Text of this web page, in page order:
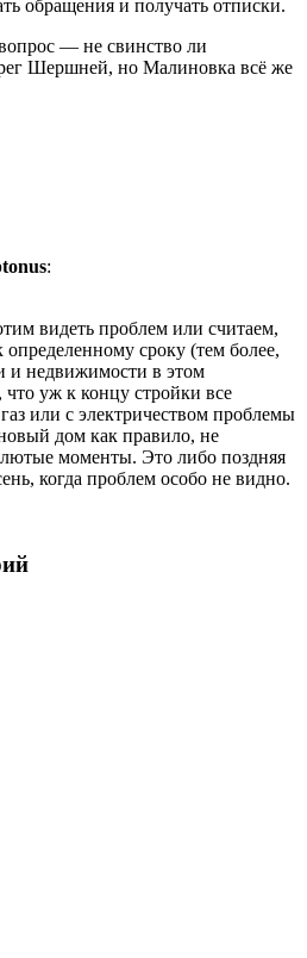
обращения и получать отписки.
— не свинство ли
Шершней, но Малиновка всё же
:
видеть проблем или считаем,
определенному сроку (тем более,
и недвижимости в этом
уж к концу стройки все
или с электричеством проблемы
дом как правило, не
моменты. Это либо поздняя
когда проблем особо не видно.